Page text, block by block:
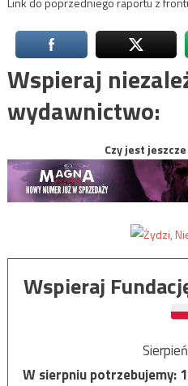
Wspieraj
wydawnictwo:
Czy jest
Wspieraj
W sierpniu potrzebujemy: